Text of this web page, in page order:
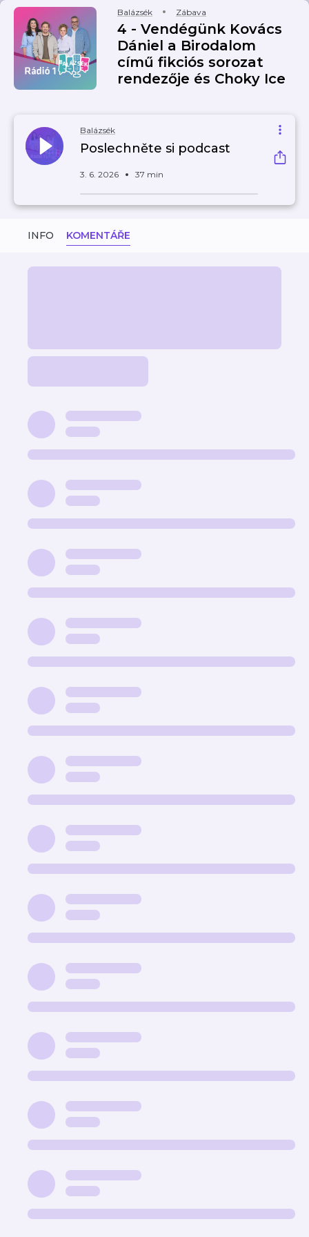
Balázsék Zábava
4 - Vendégünk Kovács
Dániel a Birodalom
című fikciós sorozat
rendezője és Choky Ice
Balázsék
Poslechněte si podcast
3. 6. 2026 37 min
INFO KOMENTÁŘE